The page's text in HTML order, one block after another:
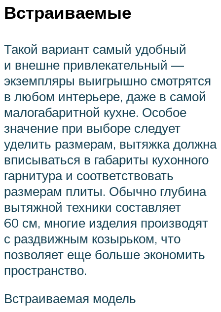
Встраиваемые
Такой вариант самый удобный
и внешне привлекательный —
экземпляры выигрышно смотрятся
в любом интерьере, даже в самой
малогабаритной кухне. Особое
значение при выборе следует
уделить размерам, вытяжка должна
вписываться в габариты кухонного
гарнитура и соответствовать
размерам плиты. Обычно глубина
вытяжной техники составляет
60 см, многие изделия производят
с раздвижным козырьком, что
позволяет еще больше экономить
пространство.
Встраиваемая модель